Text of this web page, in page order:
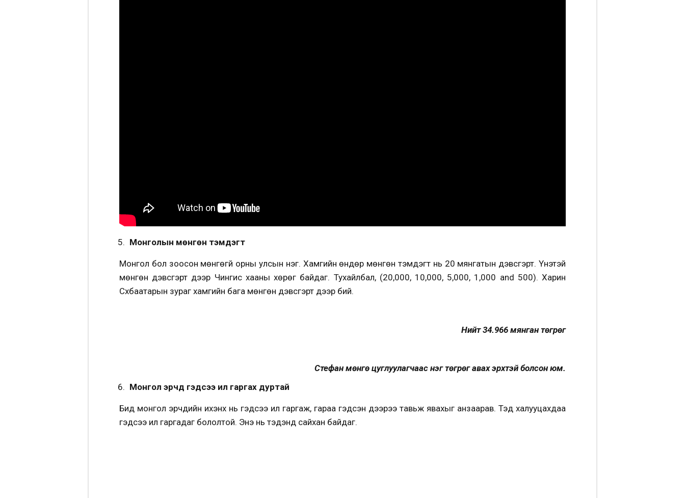
Монголын мөнгөн тэмдэгт
Монгол бол зоосон мөнгөгүй орны улсын нэг. Хамгийн өндөр мөнгөн тэмдэгт нь 20 мянгатын дэвсгэрт. Үнэтэй
мөнгөн дэвсгэрт дээр Чингис хааны хөрөг байдаг. Тухайлбал, (20,000, 10,000, 5,000, 1,000 and 500). Харин
Сүхбаатарын зураг хамгийн бага мөнгөн дэвсгэрт дээр бий.
Нийт 34.966 мянган төгрөг
Стефан мөнгө цуглуулагчаас нэг төгрөг авах эрхтэй болсон юм.
Монгол эрчүүд гэдсээ ил гаргах дуртай
Бид монгол эрчүүдийн ихэнх нь гэдсээ ил гаргаж, гараа гэдсэн дээрээ тавьж явахыг анзаарав. Тэд халууцахдаа
гэдсээ ил гаргадаг бололтой. Энэ нь тэдэнд сайхан байдаг.